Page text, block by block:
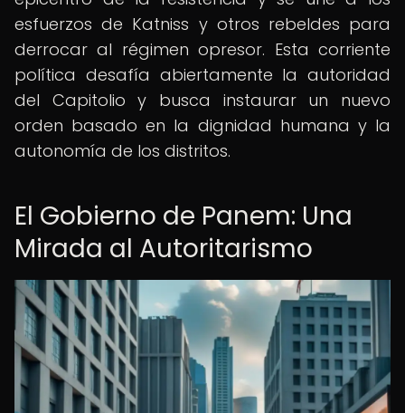
esfuerzos de Katniss y otros rebeldes para
derrocar al régimen opresor. Esta corriente
política desafía abiertamente la autoridad
del Capitolio y busca instaurar un nuevo
orden basado en la dignidad humana y la
autonomía de los distritos.
El Gobierno de Panem: Una
Mirada al Autoritarismo